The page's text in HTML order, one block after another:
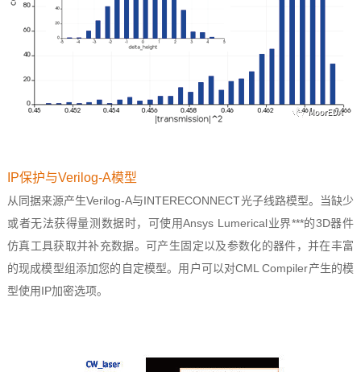
IP保护与Verilog-A模型
从同据来源产生Verilog-A与INTERECONNECT光子线路模型。当缺少
或者无法获得量测数据时，可使用Ansys Lumerical业界***的3D器件
仿真工具获取并补充数据。可产生固定以及参数化的器件，并在丰富
的现成模型组添加您的自定模型。用户可以对CML Compiler产生的模
型使用IP加密选项。